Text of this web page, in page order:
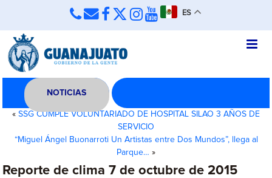
ES
NOTICIAS
« SSG CUMPLE VOLUNTARIADO DE HOSPITAL SILAO 3 AÑOS DE
SERVICIO
“Miguel Ángel Buonarroti Un Artistas entre Dos Mundos”, llega al
Parque… »
Reporte de clima 7 de octubre de 2015